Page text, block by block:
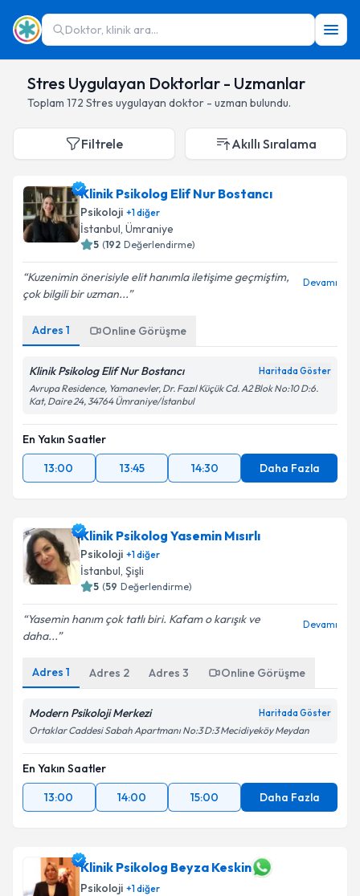
Doktor, klinik ara...
Stres Uygulayan Doktorlar - Uzmanlar
Toplam 172 Stres uygulayan doktor - uzman bulundu.
Filtrele Akıllı Sıralama
Klinik Psikolog Elif Nur Bostancı
Psikoloji +1diğer
İstanbul, Ümraniye
5 (192 Değerlendirme)
Kuzenimin önerisiyle elit hanımla iletişime geçmiştim,
çok bilgili bir uzman...
Devamı
Adres 1 Online Görüşme
Klinik Psikolog Elif Nur Bostancı Haritada Göster
Avrupa Residence, Yamanevler, Dr. Fazıl Küçük Cd. A2 Blok No:10 D:6.
Kat, Daire 24, 34764 Ümraniye/İstanbul
En Yakın Saatler
13:00
13:45 14:30 Daha Fazla
Klinik Psikolog Yasemin Mısırlı
Psikoloji +1diğer
İstanbul, Şişli
5 (59 Değerlendirme)
Yasemin hanım çok tatlı biri. Kafam o karışık ve
daha...
Devamı
Adres 1 Adres 2 Adres 3 Online Görüşme
Modern Psikoloji Merkezi Haritada Göster
Ortaklar Caddesi Sabah Apartmanı No:3 D:3 Mecidiyeköy Meydan
En Yakın Saatler
13:00
14:00 15:00 Daha Fazla
Klinik Psikolog Beyza Keskin
Psikoloji +1diğer